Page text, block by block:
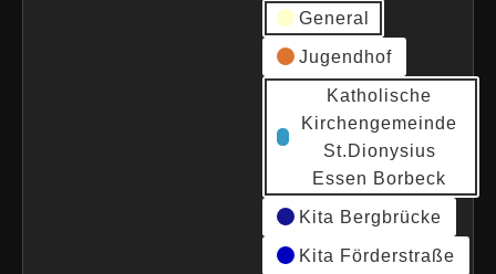
General
Jugendhof
Katholische
Kirchengemeinde
St.Dionysius
Essen Borbeck
Kita Bergbrücke
Kita Förderstraße